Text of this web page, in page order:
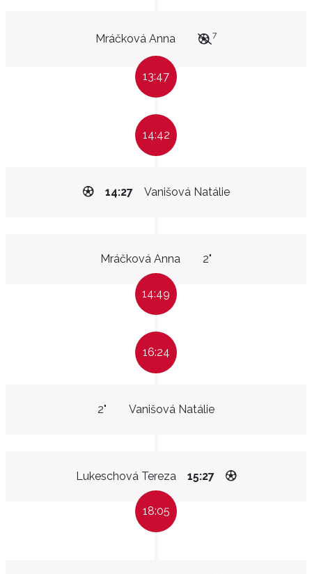
Mráčková Anna 7
13:47
14:42
Vanišová Natálie
14:27
Mráčková Anna 2"
14:49
16:24
Vanišová Natálie
2"
Lukeschová Tereza 15:27
18:05